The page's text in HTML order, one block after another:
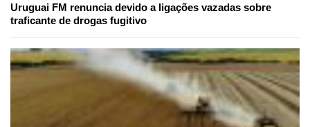
Uruguai FM renuncia devido a ligações vazadas sobre
traficante de drogas fugitivo